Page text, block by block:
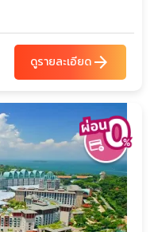
ดูรายละเอียดarrow_forward